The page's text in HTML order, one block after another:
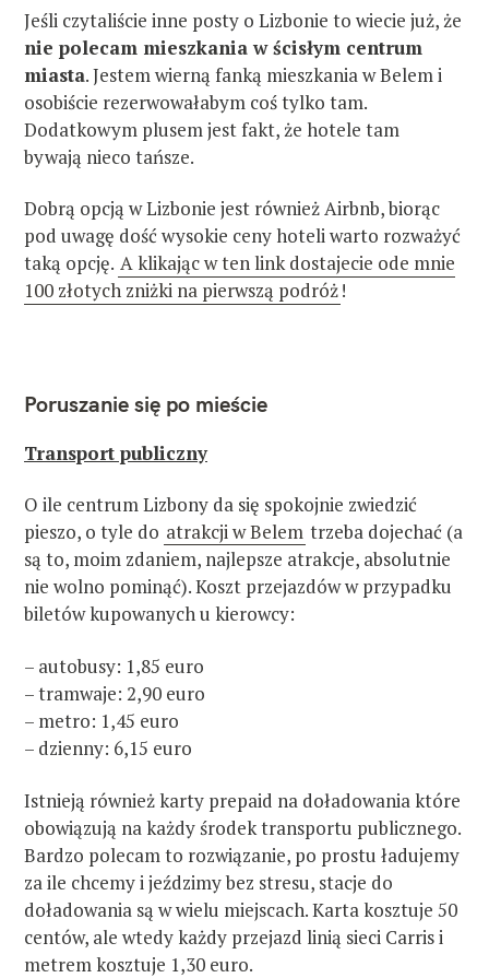
Jeśli czytaliście inne posty o Lizbonie to wiecie już, że
nie polecam mieszkania w ścisłym centrum
miasta. Jestem wierną fanką mieszkania w Belem i
osobiście rezerwowałabym coś tylko tam.
Dodatkowym plusem jest fakt, że hotele tam
bywają nieco tańsze.
Dobrą opcją w Lizbonie jest również Airbnb, biorąc
pod uwagę dość wysokie ceny hoteli warto rozważyć
taką opcję. A klikając w ten link dostajecie ode mnie
100 złotych zniżki na pierwszą podróż!
Poruszanie się po mieście
Transport publiczny
O ile centrum Lizbony da się spokojnie zwiedzić
pieszo, o tyle do atrakcji w Belem trzeba dojechać (a
są to, moim zdaniem, najlepsze atrakcje, absolutnie
nie wolno pominąć). Koszt przejazdów w przypadku
biletów kupowanych u kierowcy:
– autobusy: 1,85 euro
– tramwaje: 2,90 euro
– metro: 1,45 euro
– dzienny: 6,15 euro
Istnieją również karty prepaid na doładowania które
obowiązują na każdy środek transportu publicznego.
Bardzo polecam to rozwiązanie, po prostu ładujemy
za ile chcemy i jeździmy bez stresu, stacje do
doładowania są w wielu miejscach. Karta kosztuje 50
centów, ale wtedy każdy przejazd linią sieci Carris i
metrem kosztuje 1,30 euro.